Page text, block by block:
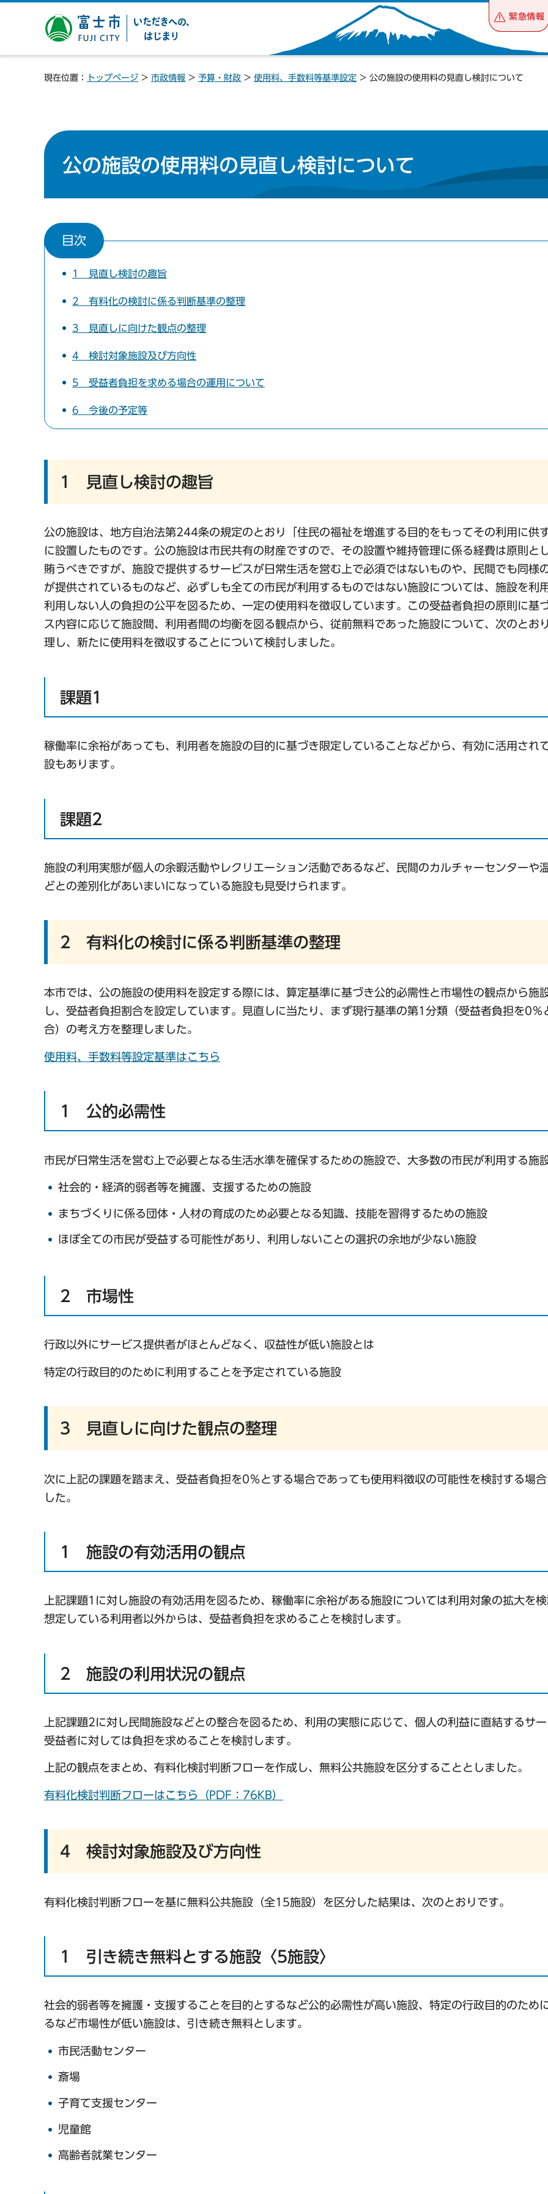
富士市 いただきへの、は
じまり
緊急情報
現在位置： トップページ > 市政情報 > 予算・財政 > 使用料、手数料等基準設定 > 公の施設の使用料の見直し検討について
公の施設の使用料の見直し検討について
目次
1 見直し検討の趣旨
2 有料化の検討に係る判断基準の整理
3 見直しに向けた観点の整理
4 検討対象施設及び方向性
5 受益者負担を求める場合の運用について
6 今後の予定等
1 見直し検討の趣旨
公の施設は、地方自治法第244条の規定のとおり「住民の福祉を増進する目的をもってその利用に供
に設置したものです。公の施設は市民共有の財産ですので、その設置や維持管理に係る経費は原則と
賄うべきですが、施設で提供するサービスが日常生活を営む上で必須ではないものや、民間でも同様
が提供されているものなど、必ずしも全ての市民が利用するものではない施設については、施設を利
利用しない人の負担の公平を図るため、一定の使用料を徴収しています。この受益者負担の原則に基
ス内容に応じて施設間、利用者間の均衡を図る観点から、従前無料であった施設について、次のとお
理し、新たに使用料を徴収することについて検討しました。
課題1
稼働率に余裕があっても、利用者を施設の目的に基づき限定していることなどから、有効に活用され
設もあります。
課題2
施設の利用実態が個人の余暇活動やレクリエーション活動であるなど、民間のカルチャーセンターや
どとの差別化があいまいになっている施設も見受けられます。
2 有料化の検討に係る判断基準の整理
本市では、公の施設の使用料を設定する際には、算定基準に基づき公的必需性と市場性の観点から施
し、受益者負担割合を設定しています。見直しに当たり、まず現行基準の第1分類（受益者負担を0％
合）の考え方を整理しました。
使用料、手数料等設定基準はこちら
1 公的必需性
市民が日常生活を営む上で必要となる生活水準を確保するための施設で、大多数の市民が利用する施
社会的・経済的弱者等を擁護、支援するための施設
まちづくりに係る団体・人材の育成のため必要となる知識、技能を習得するための施設
ほぼ全ての市民が受益する可能性があり、利用しないことの選択の余地が少ない施設
2 市場性
行政以外にサービス提供者がほとんどなく、収益性が低い施設とは
特定の行政目的のために利用することを予定されている施設
3 見直しに向けた観点の整理
次に上記の課題を踏まえ、受益者負担を0％とする場合であっても使用料徴収の可能性を検討する場
した。
1 施設の有効活用の観点
上記課題1に対し施設の有効活用を図るため、稼働率に余裕がある施設については利用対象の拡大を
想定している利用者以外からは、受益者負担を求めることを検討します。
2 施設の利用状況の観点
上記課題2に対し民間施設などとの整合を図るため、利用の実態に応じて、個人の利益に直結するサ
受益者に対しては負担を求めることを検討します。
上記の観点をまとめ、有料化検討判断フローを作成し、無料公共施設を区分することとしました。
有料化検討判断フローはこちら（PDF：76KB）
4 検討対象施設及び方向性
有料化検討判断フローを基に無料公共施設（全15施設）を区分した結果は、次のとおりです。
1 引き続き無料とする施設〈5施設〉
社会的弱者等を擁護・支援することを目的とするなど公的必需性が高い施設、特定の行政目的のため
るなど市場性が低い施設は、引き続き無料とします。
市民活動センター
斎場
子育て支援センター
児童館
高齢者就業センター